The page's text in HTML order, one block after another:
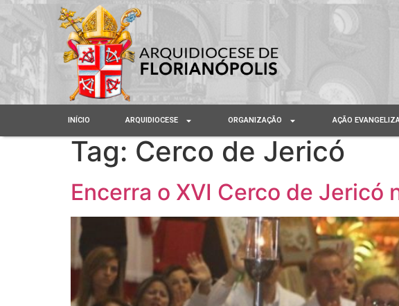
INÍCIO ARQUIDIOCESE ORGANIZAÇÃO AÇÃO
Tag: Cerco de Jericó
Encerra o XVI Cerco de Jericó